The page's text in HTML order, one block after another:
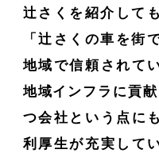
辻󠄀さくを紹介して
「辻󠄀さくの車を街
地域で信頼されて
地域インフラに貢
つ会社という点に
利厚生が充実して